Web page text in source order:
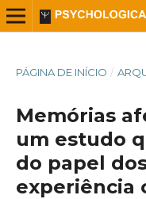
PÁGINA DE INÍCIO /
Memórias
um estudo
do papel
experiência